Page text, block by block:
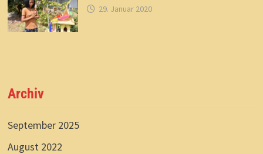
29. Januar 2020
Archiv
September 2025
August 2022